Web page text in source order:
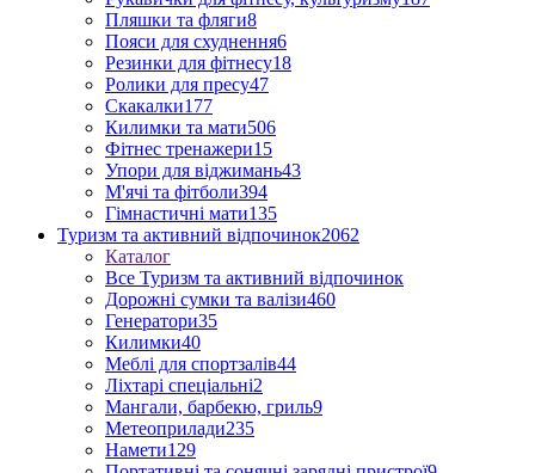
Пляшки та фляги8
Пояси для схуднення6
Резинки для фітнесу18
Ролики для пресу47
Скакалки177
Килимки та мати506
Фітнес тренажери15
Упори для віджимань43
М'ячі та фітболи394
Гімнастичні мати135
Туризм та активний відпочинок2062
Каталог
Все Туризм та активний відпочинок
Дорожні сумки та валізи460
Генератори35
Килимки40
Меблі для спортзалів44
Ліхтарі спеціальні2
Мангали, барбекю, гриль9
Метеоприлади235
Намети129